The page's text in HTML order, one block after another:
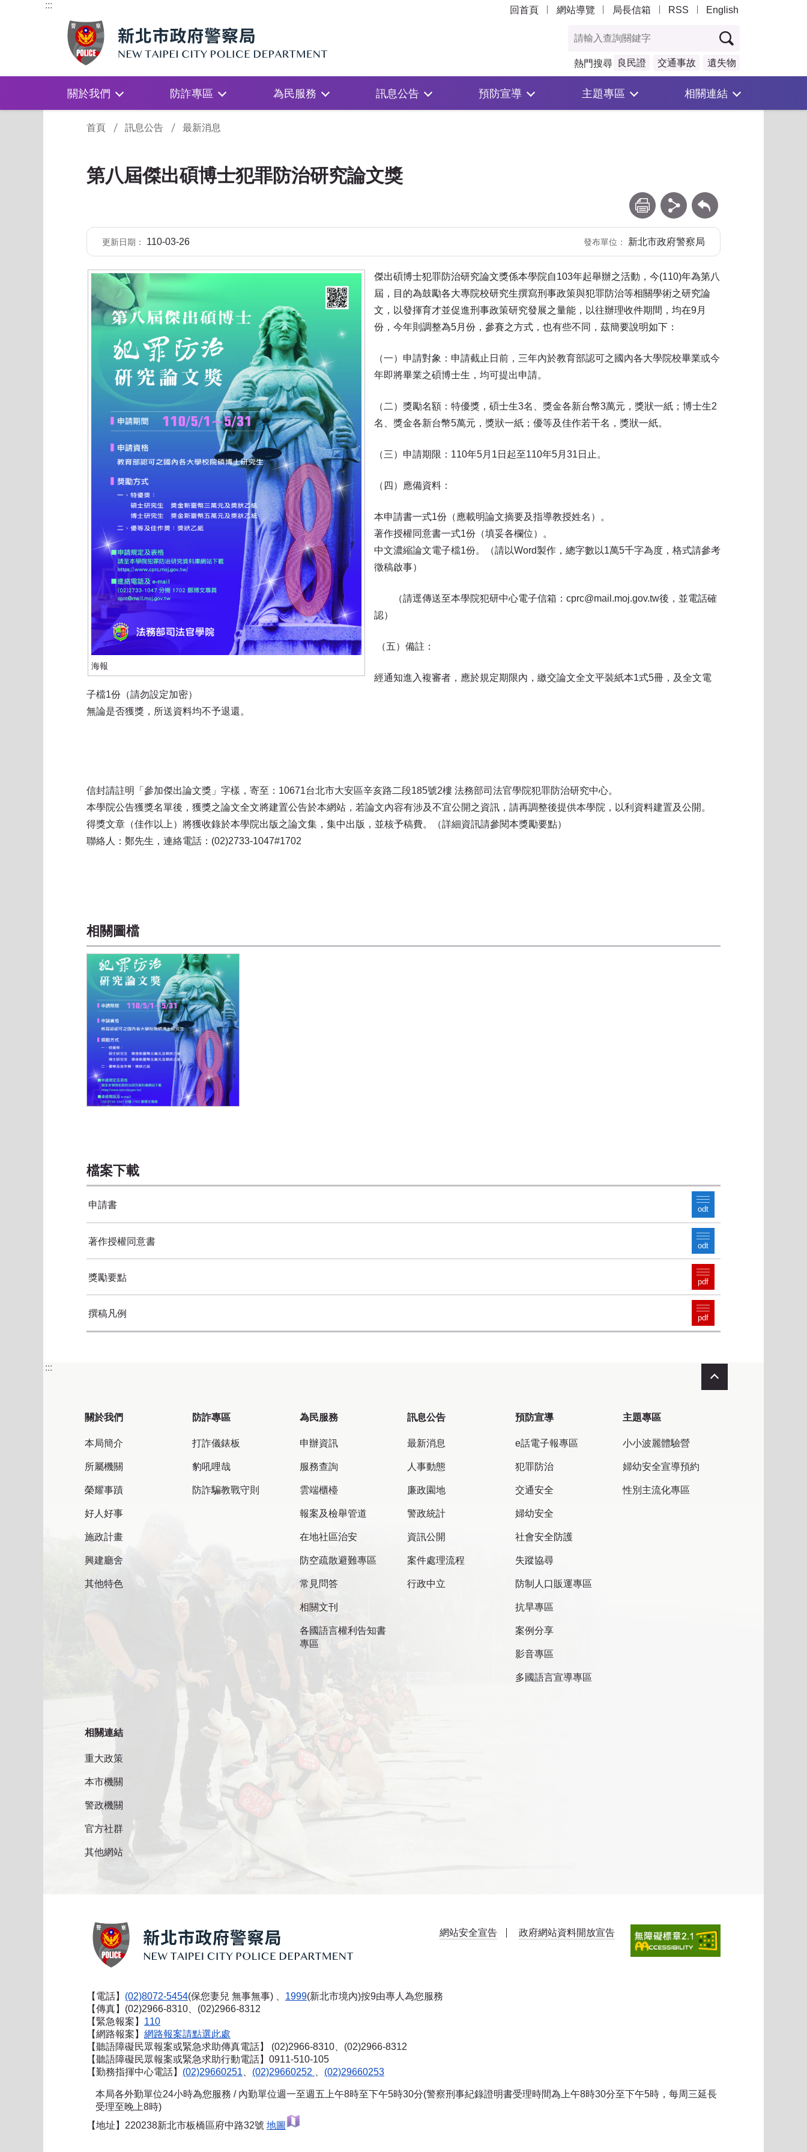
::: 回首頁 網站導覽 局長信箱 RSS English
熱門搜尋 良民證 交通事故 遺失物
關於我們 防詐專區 為民服務 訊息公告 預防宣導 主題專區 相關連結
首頁
訊息公告 最新消息
第八屆傑出碩博士犯罪防治研究論文獎
列印 分享 回上一頁
更新日期 110-03-26 發布單位 新北市政府警察局
海報
傑出碩博士犯罪防治研究論文獎係本學院自103年起舉辦之活動，今(110)年為第八
屆，目的為鼓勵各大專院校研究生撰寫刑事政策與犯罪防治等相關學術之研究論
文，以發揮育才並促進刑事政策研究發展之量能，以往辦理收件期間，均在9月
份，今年則調整為5月份，參賽之方式，也有些不同，茲簡要說明如下：
（一）申請對象：申請截止日前，三年內於教育部認可之國內各大學院校畢業或今
年即將畢業之碩博士生，均可提出申請。
（二）獎勵名額：特優獎，碩士生3名、獎金各新台幣3萬元，獎狀一紙；博士生2
名、獎金各新台幣5萬元，獎狀一紙；優等及佳作若干名，獎狀一紙。
（三）申請期限：110年5月1日起至110年5月31日止。
（四）應備資料：
本申請書一式1份（應載明論文摘要及指導教授姓名）。
著作授權同意書一式1份（填妥各欄位）。
中文濃縮論文電子檔1份。（請以Word製作，總字數以1萬5千字為度，格式請參考
徵稿啟事）
（請逕傳送至本學院犯研中心電子信箱：cprc@mail.moj.gov.tw後，並電話確
認）
（五）備註：
經通知進入複審者，應於規定期限內，繳交論文全文平裝紙本1式5冊，及全文電
子檔1份（請勿設定加密）
無論是否獲獎，所送資料均不予退還。
信封請註明「參加傑出論文獎」字樣，寄至：10671台北市大安區辛亥路二段185號2樓 法務部司法官學院犯罪防治研究中心。
本學院公告獲獎名單後，獲獎之論文全文將建置公告於本網站，若論文內容有涉及不宜公開之資訊，請再調整後提供本學院，以利資料建置及公開。
得獎文章（佳作以上）將獲收錄於本學院出版之論文集，集中出版，並核予稿費。（詳細資訊請參閱本獎勵要點）
聯絡人：鄭先生，連絡電話：(02)2733-1047#1702
相關圖檔
檔案下載
申請書 odt
著作授權同意書 odt
獎勵要點 pdf
撰稿凡例 pdf
:::
關於我們
本局簡介
所屬機關
榮耀事蹟
好人好事
施政計畫
興建廳舍
其他特色
防詐專區
打詐儀錶板
豹吼哩哉
防詐騙教戰守則
為民服務
申辦資訊
服務查詢
雲端櫃檯
報案及檢舉管道
在地社區治安
防空疏散避難專區
常見問答
相關文刊
各國語言權利告知書
專區
訊息公告
最新消息
人事動態
廉政園地
警政統計
資訊公開
案件處理流程
行政中立
預防宣導
e話電子報專區
犯罪防治
交通安全
婦幼安全
社會安全防護
失蹤協尋
防制人口販運專區
抗旱專區
案例分享
影音專區
多國語言宣導專區
主題專區
小小波麗體驗營
婦幼安全宣導預約
性別主流化專區
相關連結
重大政策
本市機關
警政機關
官方社群
其他網站
【電話】 (02)8072-5454(保您妻兒 無事無事) 、 1999(新北市境內)按9由專人為您服務
【傳真】(02)2966-8310、(02)2966-8312
【緊急報案】 110
【網路報案】 網路報案請點選此處
【聽語障礙民眾報案或緊急求助傳真電話】
(02)2966-8310、(02)2966-8312
【聽語障礙民眾報案或緊急求助行動電話】0911-510-105
【勤務指揮中心電話】 (02)29660251 (02)29660252 (02)29660253
本局各外勤單位24小時為您服務 / 內勤單位週一至週五上午8時至下午5時30分(警察刑事紀錄證明書受理時間為上午8時30分至下午5時，每周三延長
受理至晚上8時)
【地址】220238新北市板橋區府中路32號 地圖
網站安全宣告 政府網站資料開放宣告